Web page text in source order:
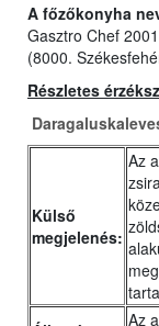
A főzőkonyha
Gasztro Chef
(8000.
Részletes
Külső
megjelenés:
Az
Az